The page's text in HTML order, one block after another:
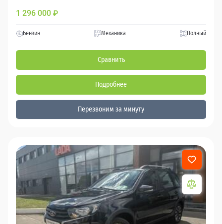
1 296 000 ₽
Бензин Механика Полный
Сравнить
Подробнее
Перезвоним за минуту